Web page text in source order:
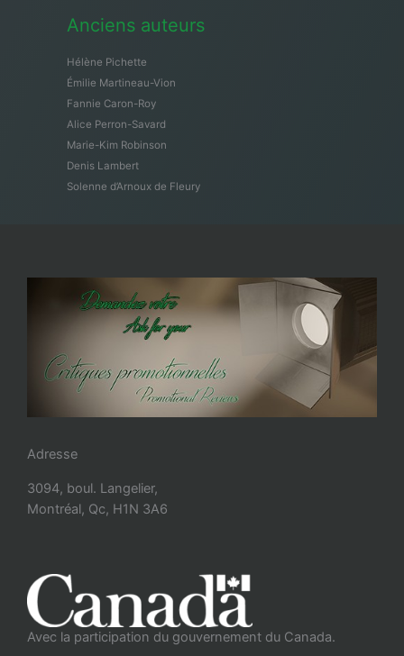
Anciens auteurs
Hélène Pichette
Émilie Martineau-Vion
Fannie Caron-Roy
Alice Perron-Savard
Marie-Kim Robinson
Denis Lambert
Solenne d’Arnoux de Fleury
Adresse
3094, boul. Langelier,
Montréal, Qc, H1N 3A6
Avec la participation du gouvernement du Canada.